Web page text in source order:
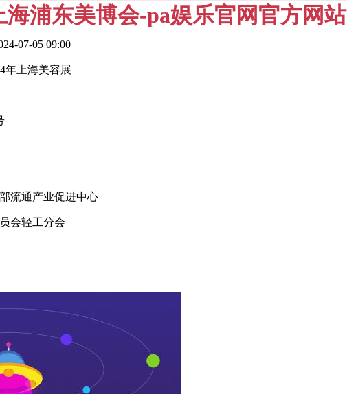
海浦东美博会-pa娱乐官网官方网站
07-05 09:00
年上海美容展
流通产业促进中心
会轻工分会